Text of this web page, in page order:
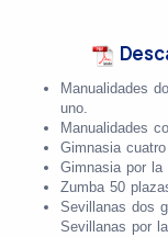
Manualidades
uno.
Manualidades
Gimnasia
Gimnasia por la
Zumba 50
Sevillanas dos
Sevillanas por